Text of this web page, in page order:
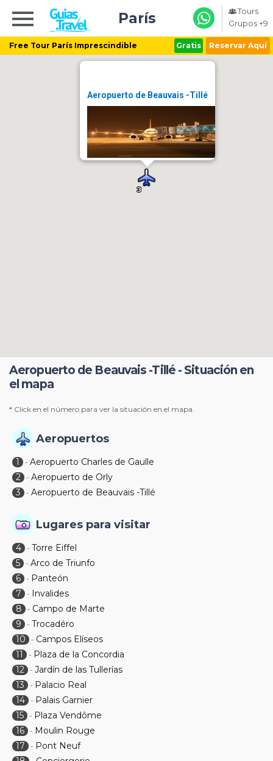
Free Tour París Imprescindible Gratis Reservar Aquí
París
Tours
Grupos +9
Aeropuerto de Beauvais -Tillé
Aeropuerto de Beauvais -Tillé - Situación en
el mapa
* Click en el número para ver la situación en el mapa.
Aeropuertos
1 - Aeropuerto Charles de Gaulle
2 - Aeropuerto de Orly
3
- Aeropuerto de Beauvais -Tillé
Lugares para visitar
4 - Torre Eiffel
5 - Arco de Triunfo
6 - Panteón
7
- Invalides
8
- Campo de Marte
9
- Trocadéro
10
- Campos Elíseos
11
- Plaza de la Concordia
12 - Jardín de las Tullerías
13
- Palacio Real
14 - Palais Garnier
15 - Plaza Vendôme
16 - Moulin Rouge
17
- Pont Neuf